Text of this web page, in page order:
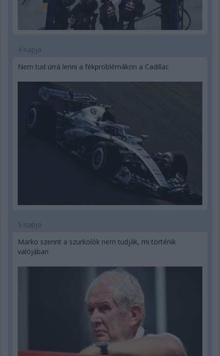
4 napja
Nem tud úrrá lenni a fékproblémákon a Cadillac
5 napja
Marko szerint a szurkolók nem tudják, mi történik
valójában